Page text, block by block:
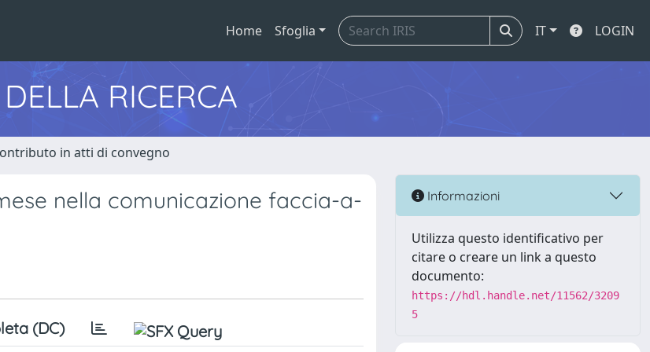
Home Sfoglia IT LOGIN
RICERCA
in atti di convegno
nella comunicazione faccia-a-
(DC)
Informazioni
Utilizza questo identificativo per
citare o creare un link a questo
documento:
https://hdl.handle.net/11562/3209
5